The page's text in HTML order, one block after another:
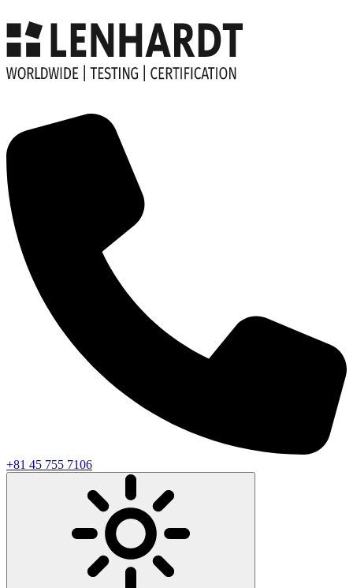
+81 45 755 7106